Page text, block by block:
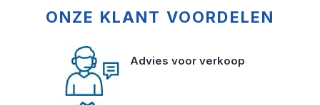
ONZE KLANT VOORDELEN
Advies voor verkoop